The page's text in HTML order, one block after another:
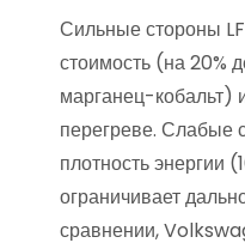
Сильные стороны
стоимость (на 20%
марганец-кобальт)
перегреве. Слабые
плотность энергии
ограничивает
сравнении,